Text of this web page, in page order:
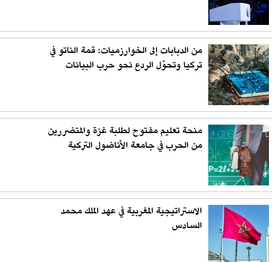
من الدبابات إلى الخوارزميات: قمة الناتو في
تركيا وتحوّل الردع نحو حرب البيانات
منحة تعليم مفتوح لطلبة غزة والمتضررين
من الحرب في جامعة الأناضول التركية
الاستراتيجية المغربية في عهد الملك محمد
السادس